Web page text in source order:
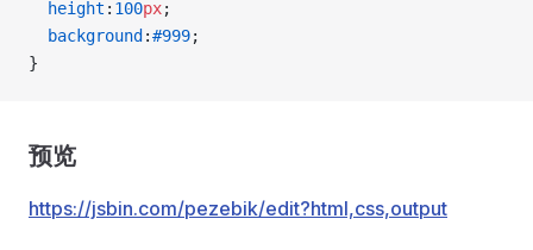
  height
: 100px;
  background
:#999;
}
预览
https://jsbin.com/pezebik/edit?html,css,output